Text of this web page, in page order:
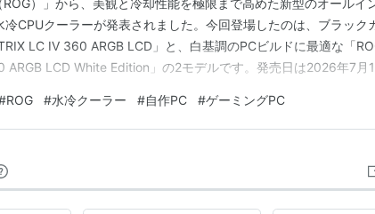
冷CPUクーラーが発表されました。今回登場したのは、ブラック
LC IV 360 ARGB LCD」と、白基調のPCビルドに最適な「
ARGB LCD White Edition」の2モデルです。発売日は2026年7月
がっています。 ケーブル配線を完全排除！画…
ROG #水冷クーラー #自作PC #ゲーミングPC